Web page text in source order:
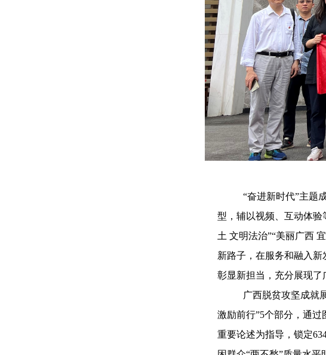
“奋进新时代”主题
型，辅以视频、互动体验
土 文明法治”“美丽广西
新路子，在服务和融入
彰显新担当，充分展现了
广西脱贫攻坚成就
激励前行”5个部分，通
重要论述为指导，锁定